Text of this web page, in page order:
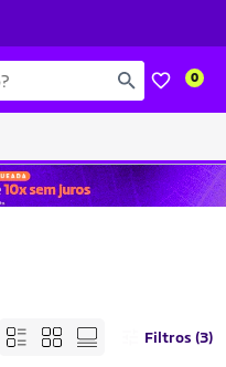
0
Filtros (3)